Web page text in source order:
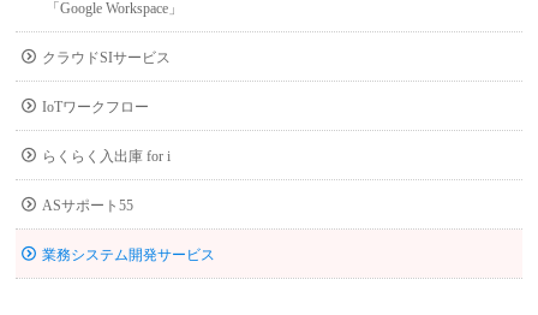
「Google Workspace」
クラウドSIサービス
IoTワークフロー
らくらく入出庫 for i
ASサポート55
業務システム開発サービス